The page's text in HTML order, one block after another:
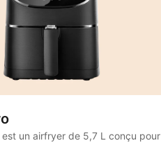
est un airfryer de 5,7 L conçu pour